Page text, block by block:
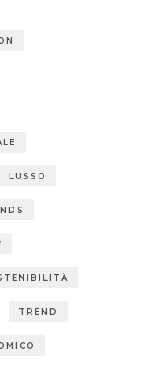
LUSSO
TREND